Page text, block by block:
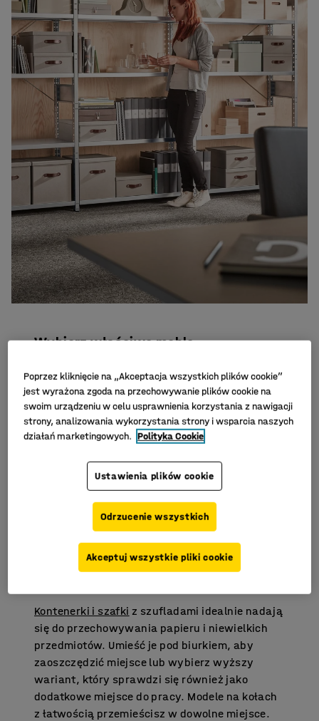
Wybierz właściwe meble
Regały to świetny wybór, jeśli chodzi o
przechowywanie segregatorów i książek, do
których musi być łatwy dostęp. Likwidują
bałagan i pomagają łatwo znaleźć to, czego
potrzeba. Wybierz model z regulowanymi
do przechowywanej zawartości.
Szafy i szafki
pomagają ukryć delikatne
materiały i rzeczy, których być może nie
potrzebujesz na co dzień. Wybierz szafę z
zamkiem, jeśli przechowujesz poufne
dokumenty lub kosztowności.
Kontenerki i szafki z szufladami idealnie nadają
się do przechowywania papieru i niewielkich
przedmiotów. Umieść je pod biurkiem, aby
zaoszczędzić miejsce lub wybierz wyższy
wariant, który sprawdzi się również jako
dodatkowe miejsce do pracy. Modele na kołach
z łatwością przemieścisz w dowolne miejsce.
Poprzez kliknięcie na „Akceptacja wszystkich plików cookie”
jest wyrażona zgoda na przechowywanie plików cookie na
swoim urządzeniu w celu usprawnienia korzystania z nawigacji
strony, analizowania wykorzystania strony i wsparcia naszych
działań marketingowych. Polityka Cookie
Ustawienia plików cookie
Odrzucenie wszystkich
Akceptuj wszystkie pliki cookie